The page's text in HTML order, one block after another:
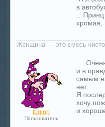
в
хромая,
Женщина — это смесь
loginp
Пользователь
и в
самым
нет.
Я
хочу
и